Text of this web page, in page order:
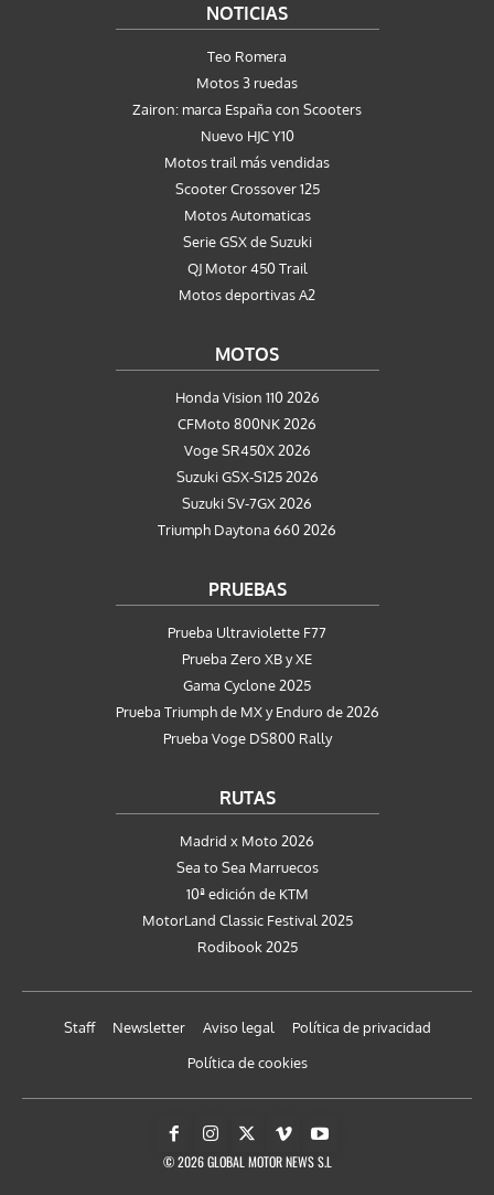
NOTICIAS
Teo Romera
Motos 3 ruedas
Zairon: marca España con Scooters
Nuevo HJC Y10
Motos trail más vendidas
Scooter Crossover 125
Motos Automaticas
Serie GSX de Suzuki
QJ Motor 450 Trail
Motos deportivas A2
MOTOS
Honda Vision 110 2026
CFMoto 800NK 2026
Voge SR450X 2026
Suzuki GSX-S125 2026
Suzuki SV-7GX 2026
Triumph Daytona 660 2026
PRUEBAS
Prueba Ultraviolette F77
Prueba Zero XB y XE
Gama Cyclone 2025
Prueba Triumph de MX y Enduro de 2026
Prueba Voge DS800 Rally
RUTAS
Madrid x Moto 2026
Sea to Sea Marruecos
10ª edición de KTM
MotorLand Classic Festival 2025
Rodibook 2025
Staff Newsletter Aviso legal
Política de privacidad
Política de cookies
© 2026 GLOBAL MOTOR NEWS S.L